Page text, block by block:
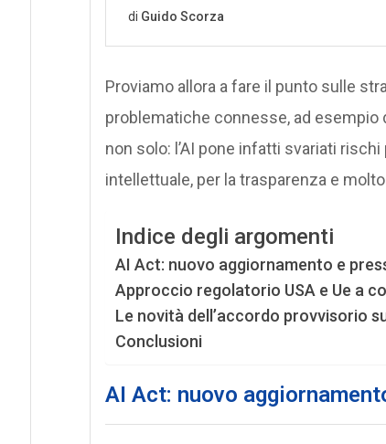
Proviamo allora a fare il punto sulle
problematiche connesse, ad
non solo: l’AI pone infatti svariati
intellettuale, per la trasparenza e
Indice degli argomenti
AI Act: nuovo aggiornamento e
Approccio regolatorio USA e Ue a
Le novità dell’accordo provvisorio
Conclusioni
AI Act: nuovo